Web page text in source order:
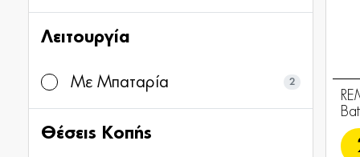
Λειτουργία
Με Μπαταρία 2
Θέσεις Κοπής